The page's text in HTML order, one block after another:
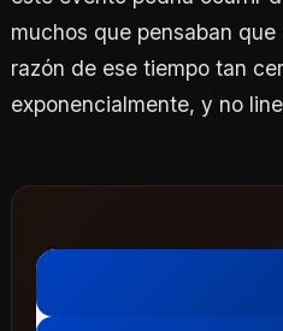
muchos que pensaban
razón de ese tiempo tan
exponencialmente, y no